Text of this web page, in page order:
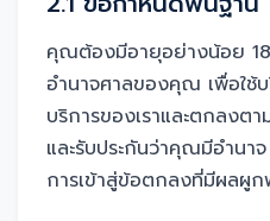
คุณต้องมีอายุอย่างน้อย 18
อำนาจศาลของคุณ เพื่อใช้บ
บริการของเราและตกลงต
และรับประกันว่าคุณมีอำนา
การเข้าสู่ข้อตกลงที่มีผลผูก